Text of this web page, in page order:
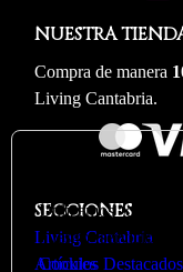
NUESTRA
Compra de manera
Living Cantabria.
SECCIONES
Living Cantabria
Artículos Destacados
Utilizamos
nuestro servicio.
Cookies